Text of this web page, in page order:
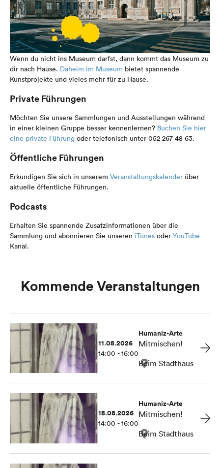
Wenn du nicht ins Museum darfst, dann kommt das Museum zu
dir nach Hause. Daheim im Museum bietet spannende
Kunstprojekte und vieles mehr für zu Hause.
Private Führungen
Möchten Sie unsere Sammlungen und Ausstellungen während
in einer kleinen Gruppe besser kennenlernen? Buchen Sie hier
eine private Führung oder telefonisch unter 052 267 48 63.
Öffentliche Führungen
Erkundigen Sie sich in unserem Veranstaltungskalender über
aktuelle öffentliche Führungen.
Podcasts
Erhalten Sie spannende Zusatzinformationen über die
Sammlung und abonnieren Sie unseren iTunes oder YouTube
Kanal.
Kommende Veranstaltungen
11.08.2026
14:00 - 16:00
Humaniz-Arte
Mitmischen!
Beim Stadthaus
18.08.2026
14:00 - 16:00
Humaniz-Arte
Mitmischen!
Beim Stadthaus